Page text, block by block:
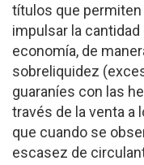
títulos que
impulsar la
economía, de
sobreliquidez
guaraníes con las
través de la venta a
que cuando se
escasez de